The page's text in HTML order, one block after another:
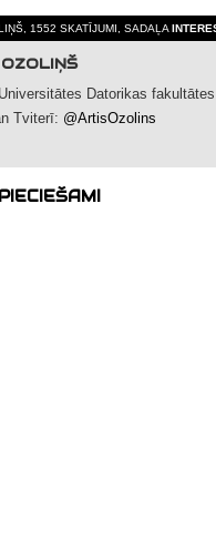
1552 SKATĪJUMI, SADAĻA
Datorikas
Tviterī: @ArtisOzolins